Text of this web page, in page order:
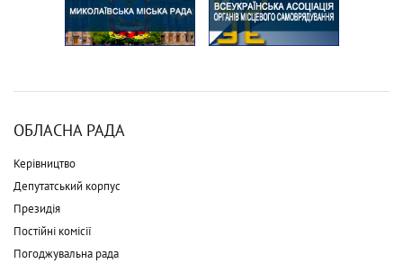
ОБЛАСНА РАДА
Керівництво
Депутатський корпус
Президія
Постійні комісії
Погоджувальна рада